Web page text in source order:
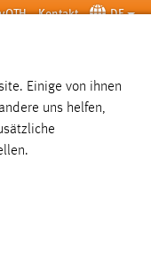
Kontakt DE
SUCHE
Einige von ihnen
uns helfen,